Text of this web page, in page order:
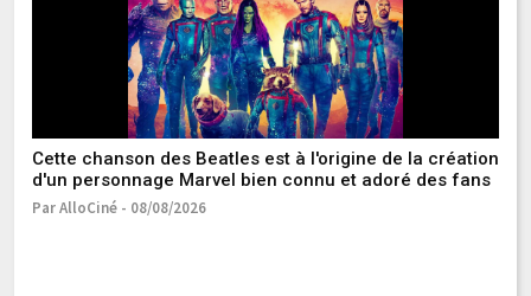
Cette chanson des Beatles est à l'origine de la création
d'un personnage Marvel bien connu et adoré des fans
Par AlloCiné - 08/08/2026